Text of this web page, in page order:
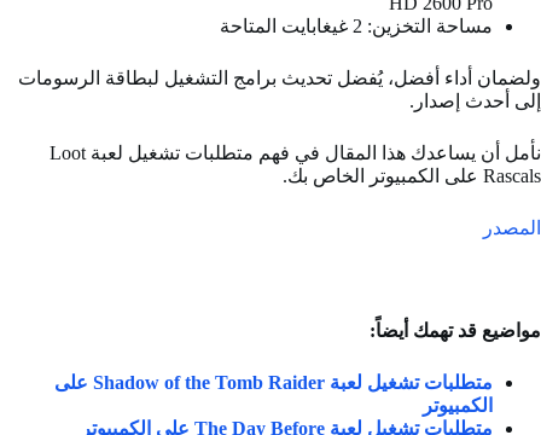
مساحة التخزين: 2 غيغابايت المتاحة
ولضمان أداء أفضل، يُفضل تحديث برامج التشغيل لبطاقة الرسومات
إلى أحدث إصدار.
نأمل أن يساعدك هذا المقال في فهم متطلبات تشغيل لعبة Loot
Rascals على الكمبيوتر الخاص بك.
المصدر
مواضيع قد تهمك أيضاً:
متطلبات تشغيل لعبة Shadow of the Tomb Raider على
الكمبيوتر
متطلبات تشغيل لعبة The Day Before على الكمبيوتر